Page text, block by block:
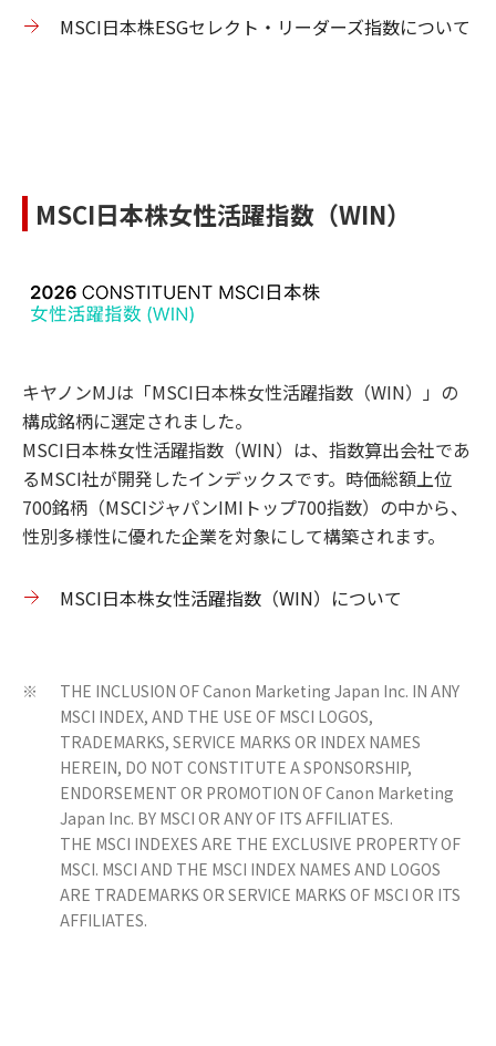
MSCI日本株ESGセレクト・リーダーズ指数について
MSCI日本株女性活躍指数（WIN）
キヤノンMJは「MSCI日本株女性活躍指数（WIN）」の
構成銘柄に選定されました。
MSCI日本株女性活躍指数（WIN）は、指数算出会社であ
るMSCI社が開発したインデックスです。時価総額上位
700銘柄（MSCIジャパンIMIトップ700指数）の中から、
性別多様性に優れた企業を対象にして構築されます。
MSCI日本株女性活躍指数（WIN）について
※
THE INCLUSION OF Canon Marketing Japan Inc. IN ANY
MSCI INDEX, AND THE USE OF MSCI LOGOS,
TRADEMARKS, SERVICE MARKS OR INDEX NAMES
HEREIN, DO NOT CONSTITUTE A SPONSORSHIP,
ENDORSEMENT OR PROMOTION OF Canon Marketing
Japan Inc. BY MSCI OR ANY OF ITS AFFILIATES.
THE MSCI INDEXES ARE THE EXCLUSIVE PROPERTY OF
MSCI. MSCI AND THE MSCI INDEX NAMES AND LOGOS
ARE TRADEMARKS OR SERVICE MARKS OF MSCI OR ITS
AFFILIATES.